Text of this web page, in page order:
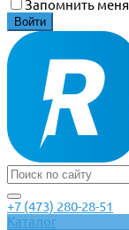
Запомнить меня
+7 (473) 280-28-51
Каталог